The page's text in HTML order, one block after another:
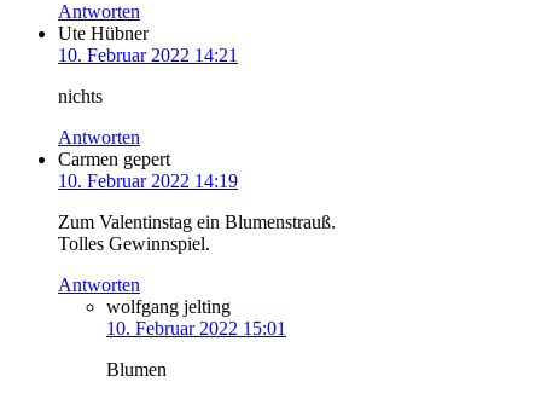
Antworten
Ute Hübner
10. Februar 2022 14:21
nichts
Antworten
Carmen gepert
10. Februar 2022 14:19
Zum Valentinstag ein Blumenstrauß.
Tolles Gewinnspiel.
Antworten
wolfgang jelting
10. Februar 2022 15:01
Blumen